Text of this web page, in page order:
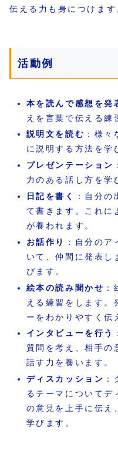
伝える力も身につけます
活動例
本を読んで感想を発
えを言葉で伝える練
説明文を読む ：様
に説明する方法を学
プレゼンテーション
力のある話し方を学
日記を書く
：自分
て書きます。これに
が養われます。
お話作り
：自分の
いて、仲間に発表し
びます。
絵本の読み聞かせ
える練習をします。
ーをわかりやすく伝
インタビューを行う
質問を考え、相手の
話す力を養います。
ディスカッション
るテーマについてデ
の意見を上手に伝え
学びます。